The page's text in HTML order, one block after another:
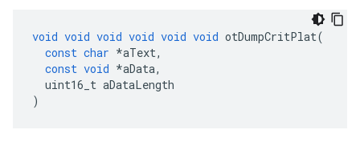
void void void void void void otDumpCritPlat(
const char *aText,
const void *aData,
uint16_t aDataLength
)